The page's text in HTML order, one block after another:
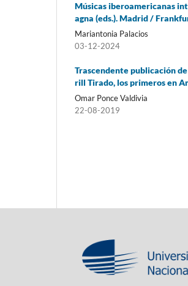
Músicas iberoamericanas
agna (eds.). Madrid /
Mariantonia Palacios
03-12-2024
Trascendente publicación
rill Tirado, los primeros en
Omar Ponce Valdivia
22-08-2019